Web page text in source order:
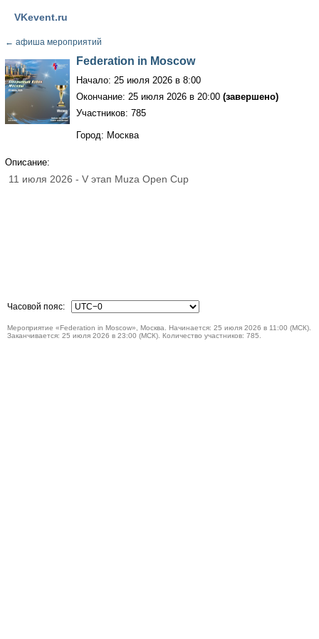
VKevent.ru
← афиша мероприятий
Federation in Moscow
Начало: 25 июля 2026 в 8:00
Окончание: 25 июля 2026 в 20:00 (завершено)
Участников: 785
Город: Москва
Описание:
11 июля 2026 - V этап Muza Open Cup
Часовой пояс:
Мероприятие «Federation in Moscow», Москва. Начинается: 25 июля 2026 в 11:00 (МСК).
Заканчивается: 25 июля 2026 в 23:00 (МСК). Количество участников: 785.